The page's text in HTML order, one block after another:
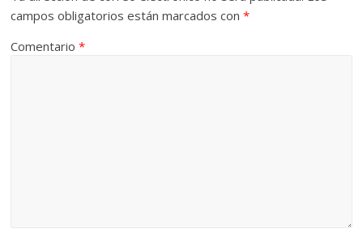
campos obligatorios están marcados con*
Comentario*